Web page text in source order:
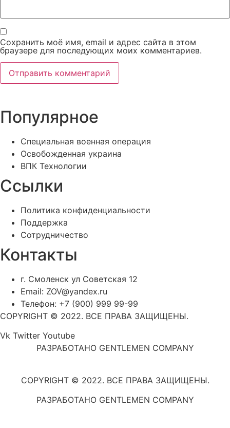
Сохранить моё имя, email и адрес сайта в этом
браузере для последующих моих комментариев.
Популярное
Специальная военная операция
Освобожденная украина
ВПК Технологии
Ссылки
Политика конфиденциальности
Поддержка
Сотрудничество
Контакты
г. Смоленск ул Советская 12
Email: ZOV@yandex.ru
Телефон: +7 (900) 999 99-99
COPYRIGHT © 2022. ВСЕ ПРАВА ЗАЩИЩЕНЫ.
Vk Twitter Youtube
РАЗРАБОТАНО GENTLEMEN COMPANY
COPYRIGHT © 2022. ВСЕ ПРАВА ЗАЩИЩЕНЫ.
РАЗРАБОТАНО GENTLEMEN COMPANY